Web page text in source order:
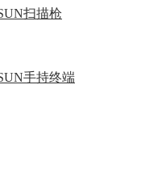
扫描枪
手持终端